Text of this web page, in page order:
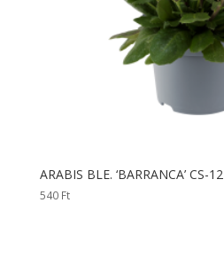
ARABIS BLE. ‘BARRANCA’ CS-12
540 Ft